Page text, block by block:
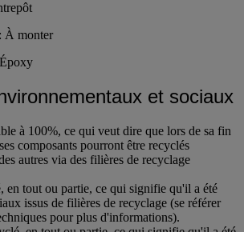
À monter
et sociaux
à 100%, ce qui veut dire que lors de sa fin
composants pourront être recyclés
autres via des filières de recyclage
en tout ou partie, ce qui signifie qu'il a été
issus de filières de recyclage (se référer
pour plus d'informations).